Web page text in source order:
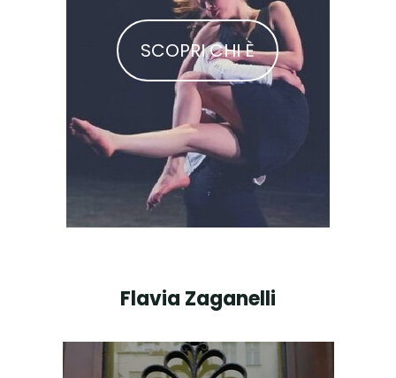
SCOPRI CHI È
Flavia Zaganelli